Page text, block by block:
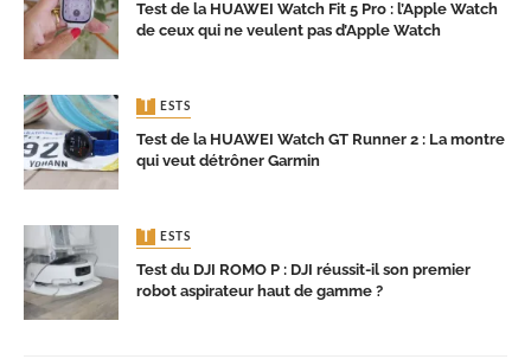
Test de la HUAWEI Watch Fit 5 Pro : l’Apple Watch
de ceux qui ne veulent pas d’Apple Watch
TESTS
Test de la HUAWEI Watch GT Runner 2 : La montre
qui veut détrôner Garmin
TESTS
Test du DJI ROMO P : DJI réussit-il son premier
robot aspirateur haut de gamme ?